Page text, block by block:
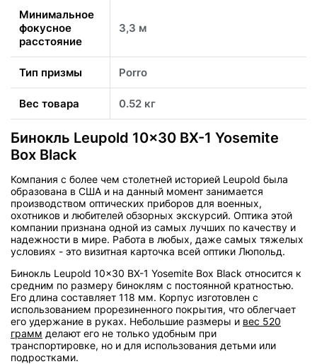
Минимальное
фокусное
расстояние
3,3 м
Тип призмы Porro
Вес товара 0.52 кг
Бинокль Leupold 10x30 BX-1 Yosemite
Box Black
Компания с более чем столетней историей Leupold была
образована в США и на данный момент занимается
производством оптических приборов для военных,
охотников и любителей обзорных экскурсий. Оптика этой
компании признана одной из самых лучших по качеству и
надежности в мире. Работа в любых, даже самых тяжелых
условиях - это визитная карточка всей оптики Люпольд.
Бинокль Leupold 10x30 BX-1 Yosemite Box Black относится к
средним по размеру биноклям с постоянной кратностью.
Его длина составляет 118 мм. Корпус изготовлен с
использованием прорезиненного покрытия, что облегчает
его удержание в руках. Небольшие размеры и вес 520
грамм делают его не только удобным при
транспортировке, но и для использования детьми или
подростками.